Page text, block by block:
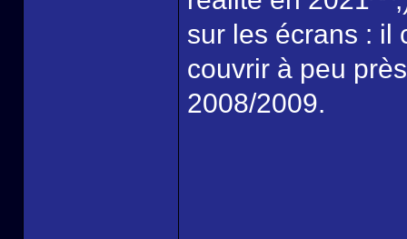
sur les écrans : il
couvrir à peu
2008/2009.